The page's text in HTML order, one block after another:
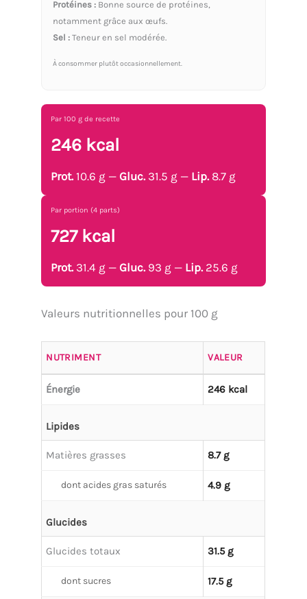
Protéines : Bonne source de protéines,
notamment grâce aux œufs.
Sel : Teneur en sel modérée.
À consommer plutôt occasionnellement.
Par 100 g de recette
246 kcal
Prot.10.6 g —Gluc.31.5 g — Lip.8.7 g
Par portion (4 parts)
727 kcal
Prot.31.4 g —Gluc.93 g — Lip.25.6 g
Valeurs nutritionnelles pour 100 g
NUTRIMENT VALEUR
Énergie 246 kcal
Lipides
Matières grasses 8.7 g
dont acides gras saturés 4.9 g
Glucides
Glucides totaux 31.5 g
dont sucres 17.5 g